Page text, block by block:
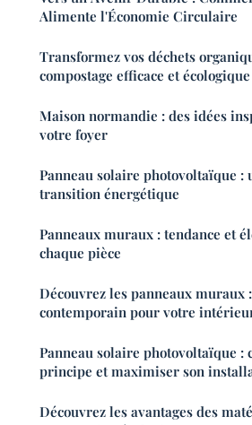
Alimente l'Économie Circulaire
Transformez vos déchets
compostage efficace et écologique
Maison normandie : des idées
votre foyer
Panneau solaire photovoltaïque :
transition énergétique
Panneaux muraux : tendance et
chaque pièce
Découvrez les panneaux muraux
contemporain pour votre
Panneau solaire photovoltaïque :
principe et maximiser son
Découvrez les avantages des